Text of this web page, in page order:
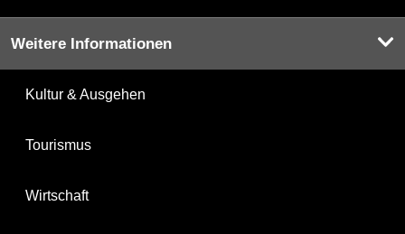
Weitere Informationen
Kultur & Ausgehen
Tourismus
Wirtschaft